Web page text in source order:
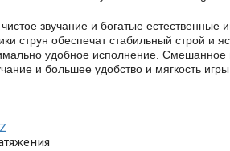
звучание и богатые естественные
струн обеспечат стабильный строй и
удобное исполнение. Смешанное
и большее удобство и мягкость игры.